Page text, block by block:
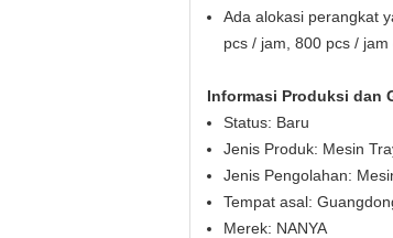
Ada alokasi perangkat
pcs / jam, 800 pcs /
Informasi Produksi dan
Status: Baru
Jenis Produk: Mesin
Jenis Pengolahan:
Tempat asal:
Merek: NANYA